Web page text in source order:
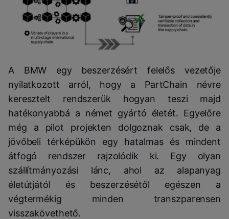
A BMW egy beszerzésért felelős vezetője
nyilatkozott arról, hogy a PartChain névre
keresztelt rendszerük hogyan teszi majd
hatékonyabbá a német gyártó életét. Egyelőre
még a pilot projekten dolgoznak csak, de a
jövőbeli térképükön egy hatalmas és mindent
átfogó rendszer rajzolódik ki. Egy olyan
szállítmányozási lánc, ahol az alapanyag
életútjától és beszerzésétől egészen a
végtermékig minden transzparensen
visszakövethető.